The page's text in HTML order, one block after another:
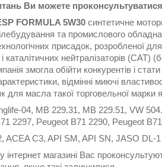
Ви можете
FORMULA 5W30 синтетичне
та промислового
присадок, розробленої
каталітичних нейтралізаторів (CAT)
змогла обійти конкурентів і
відмінні миючі
для масла такої торговельної марки
04, MB 229.31, MB 229.51, VW
2297, Peugeot B71 2290, Peugeot
ACEA C3, API SM, API SN, JASO DL-1
магазині Вас